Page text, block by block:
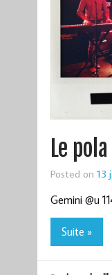
Le
Posted on 13
Gemini @u
Suite »